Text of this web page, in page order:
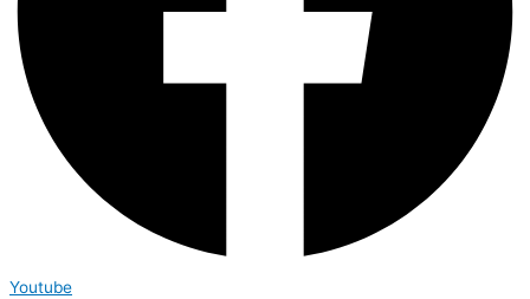
Youtube